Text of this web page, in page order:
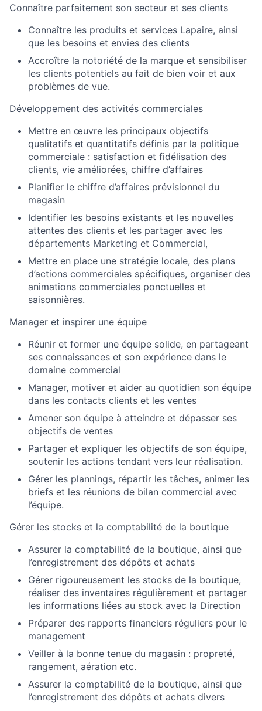
Connaître parfaitement son secteur et ses clients
Connaître les produits et services Lapaire, ainsi
que les besoins et envies des clients
Accroître la notoriété de la marque et sensibiliser
les clients potentiels au fait de bien voir et aux
problèmes de vue.
Développement des activités commerciales
Mettre en œuvre les principaux objectifs
qualitatifs et quantitatifs définis par la politique
commerciale : satisfaction et fidélisation des
clients, vie améliorées, chiffre d’affaires
Planifier le chiffre d’affaires prévisionnel du
magasin
Identifier les besoins existants et les nouvelles
attentes des clients et les partager avec les
départements Marketing et Commercial,
Mettre en place une stratégie locale, des plans
d’actions commerciales spécifiques, organiser des
animations commerciales ponctuelles et
saisonnières.
Manager et inspirer une équipe
Réunir et former une équipe solide, en partageant
ses connaissances et son expérience dans le
domaine commercial
Manager, motiver et aider au quotidien son équipe
dans les contacts clients et les ventes
Amener son équipe à atteindre et dépasser ses
objectifs de ventes
Partager et expliquer les objectifs de son équipe,
soutenir les actions tendant vers leur réalisation.
Gérer les plannings, répartir les tâches, animer les
briefs et les réunions de bilan commercial avec
l’équipe.
Gérer les stocks et la comptabilité de la boutique
Assurer la comptabilité de la boutique, ainsi que
l’enregistrement des dépôts et achats
Gérer rigoureusement les stocks de la boutique,
réaliser des inventaires régulièrement et partager
les informations liées au stock avec la Direction
Préparer des rapports financiers réguliers pour le
management
Veiller à la bonne tenue du magasin : propreté,
rangement, aération etc.
Assurer la comptabilité de la boutique, ainsi que
l’enregistrement des dépôts et achats divers